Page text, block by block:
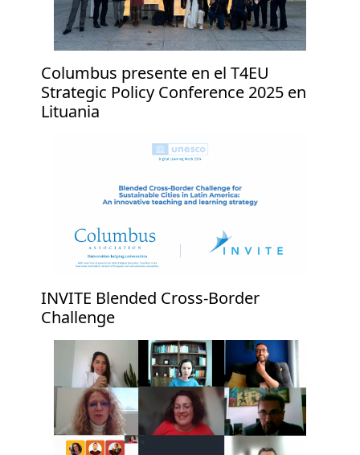
Columbus presente en el T4EU
Strategic Policy Conference 2025 en
Lituania
INVITE Blended Cross-Border
Challenge